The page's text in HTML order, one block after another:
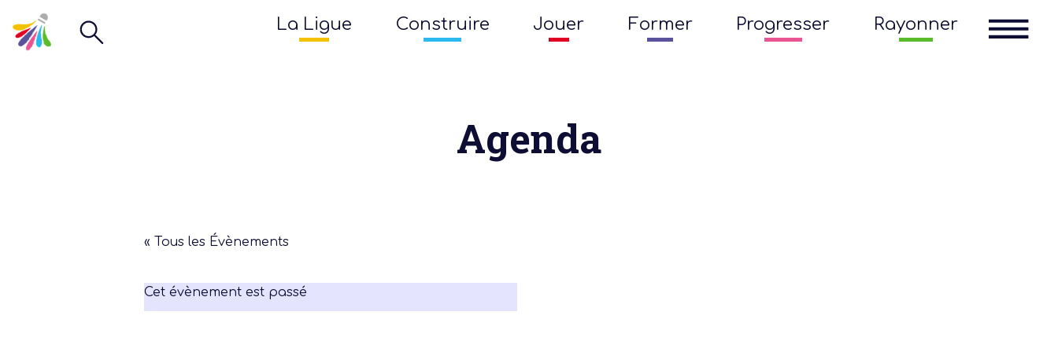
La Ligue Construire Jouer Former Progresser Rayonner
Agenda
« Tous les Évènements
Cet évènement est passé